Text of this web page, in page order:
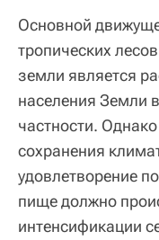
Основной
тропических
земли является
населения Земли
частности.
сохранения
удовлетворение
пище должно
интенсификации